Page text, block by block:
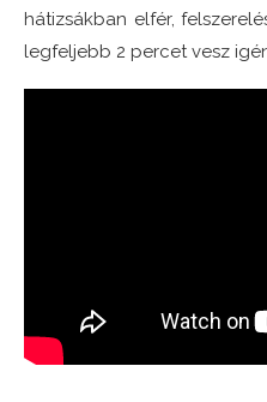
hátizsákban elfér,
legfeljebb 2 percet vesz